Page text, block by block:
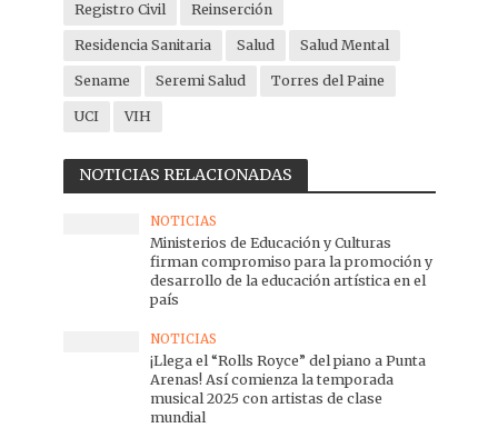
Registro Civil Reinserción
Residencia Sanitaria Salud Salud Mental
Sename Seremi Salud Torres del Paine
UCI VIH
NOTICIAS RELACIONADAS
NOTICIAS
Ministerios de Educación y Culturas
firman compromiso para la promoción y
desarrollo de la educación artística en el
país
NOTICIAS
¡Llega el “Rolls Royce” del piano a Punta
Arenas! Así comienza la temporada
musical 2025 con artistas de clase
mundial